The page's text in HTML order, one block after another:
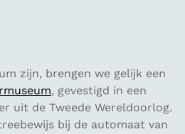
zijn, brengen we gelijk een
, gevestigd in een
uit de Tweede Wereldoorlog.
bij de automaat van